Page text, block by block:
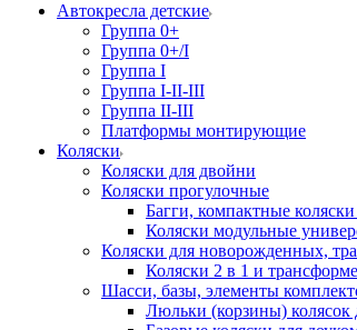
Автокресла детские
Группа 0+
Группа 0+/I
Группа I
Группа I-II-III
Группа II-III
Платформы монтирующие
Коляски
Коляски для двойни
Коляски прогулочные
Багги, компактные
Коляски модульные
Коляски для новорожденных,
Коляски 2 в 1 и
Шасси, базы, элементы
Люльки (корзины)